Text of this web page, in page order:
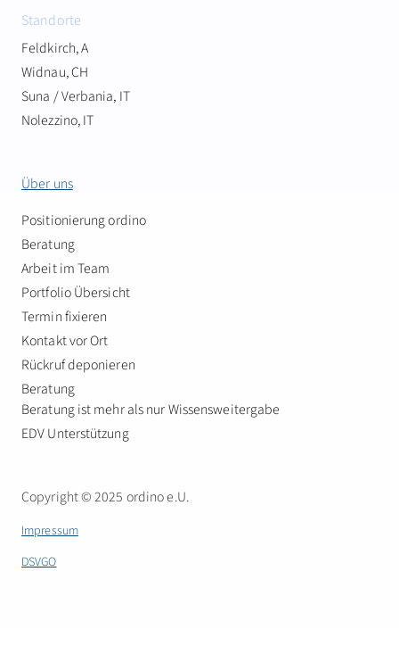
Standorte
Feldkirch, A
Widnau, CH
Suna / Verbania, IT
Nolezzino, IT
Über uns
Positionierung ordino
Beratung
Arbeit im Team
Portfolio Übersicht
Termin fixieren
Kontakt vor Ort
Rückruf deponieren
Beratung
Beratung ist mehr als nur Wissensweitergabe
EDV Unterstützung
Copyright © 2025 ordino e.U.
Impressum
DSVGO